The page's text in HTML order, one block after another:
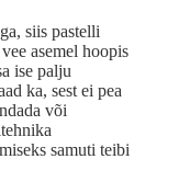
siis pastelli
asemel hoopis
ise palju
ka, sest ei pea
või
samuti teibi